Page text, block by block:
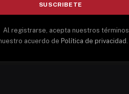
Al registrarse, acepta nuestros términos
acuerdo de Política de privacidad